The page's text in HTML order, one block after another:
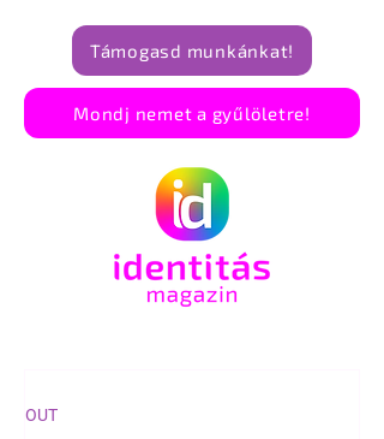
Támogasd munkánkat!
Mondj nemet a gyűlöletre!
OUT